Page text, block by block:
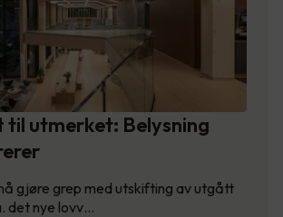
til utmerket: Belysning
gjøre grep med utskifting av utgått
det nye lovv…